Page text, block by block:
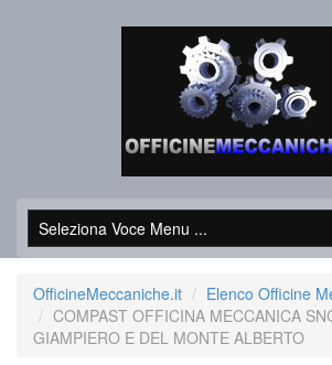
OfficineMeccaniche.it
Elenco Officine
COMPAST OFFICINA MECCANICA
GIAMPIERO E DEL MONTE ALBERTO